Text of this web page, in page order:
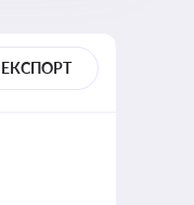
ЕКСПОРТ